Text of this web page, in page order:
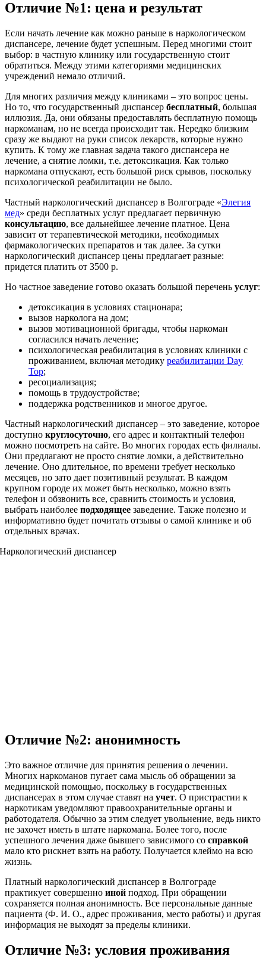
Отличие №1: цена и результат
Если начать лечение как можно раньше в наркологическом
диспансере, лечение будет успешным. Перед многими стоит
выбор: в частную клинику или государственную стоит
обратиться. Между этими категориями медицинских
учреждений немало отличий.
Для многих различия между клиниками – это вопрос цены.
Но то, что государственный диспансер бесплатный, большая
иллюзия. Да, они обязаны предоставлять бесплатную помощь
наркоманам, но не всегда происходит так. Нередко близким
сразу же выдают на руки список лекарств, которые нужно
купить. К тому же главная задача такого диспансера не
лечение, а снятие ломки, т.е. детоксикация. Как только
наркомана отпускают, есть большой риск срывов, поскольку
психологической реабилитации не было.
Частный наркологический диспансер в Волгограде «Элегия
мед» среди бесплатных услуг предлагает первичную
консультацию, все дальнейшее лечение платное. Цена
зависит от терапевтической методики, необходимых
фармакологических препаратов и так далее. За сутки
наркологический диспансер цены предлагает разные:
придется платить от 3500 р.
Но частное заведение готово оказать большой перечень услуг:
детоксикация в условиях стационара;
вызов нарколога на дом;
вызов мотивационной бригады, чтобы наркоман
согласился начать лечение;
психологическая реабилитация в условиях клиники с
проживанием, включая методику реабилитации Day
Top;
ресоциализация;
помощь в трудоустройстве;
поддержка родственников и многое другое.
Частный наркологический диспансер – это заведение, которое
доступно круглосуточно, его адрес и контактный телефон
можно посмотреть на сайте. Во многих городах есть филиалы.
Они предлагают не просто снятие ломки, а действительно
лечение. Оно длительное, по времени требует несколько
месяцев, но зато дает позитивный результат. В каждом
крупном городе их может быть несколько, можно взять
телефон и обзвонить все, сравнить стоимость и условия,
выбрать наиболее подходящее заведение. Также полезно и
информативно будет почитать отзывы о самой клинике и об
отдельных врачах.
Отличие №2: анонимность
Это важное отличие для принятия решения о лечении.
Многих наркоманов пугает сама мысль об обращении за
медицинской помощью, поскольку в государственных
диспансерах в этом случае ставят на учет. О пристрастии к
наркотикам уведомляют правоохранительные органы и
работодателя. Обычно за этим следует увольнение, ведь никто
не захочет иметь в штате наркомана. Более того, после
успешного лечения даже бывшего зависимого со справкой
мало кто рискнет взять на работу. Получается клеймо на всю
жизнь.
Платный наркологический диспансер в Волгограде
практикует совершенно иной подход. При обращении
сохраняется полная анонимность. Все персональные данные
пациента (Ф. И. О., адрес проживания, место работы) и другая
информация не выходят за пределы клиники.
Отличие №3: условия проживания